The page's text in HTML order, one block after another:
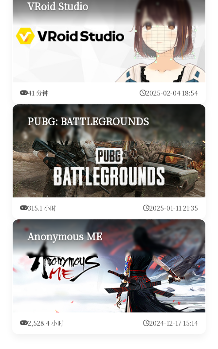
VRoid Studio
41 分钟 2025-02-04 18:54
PUBG: BATTLEGROUNDS
315.1 小时 2025-01-11 21:35
Anonymous ME
2,528.4 小时 2024-12-17 15:14